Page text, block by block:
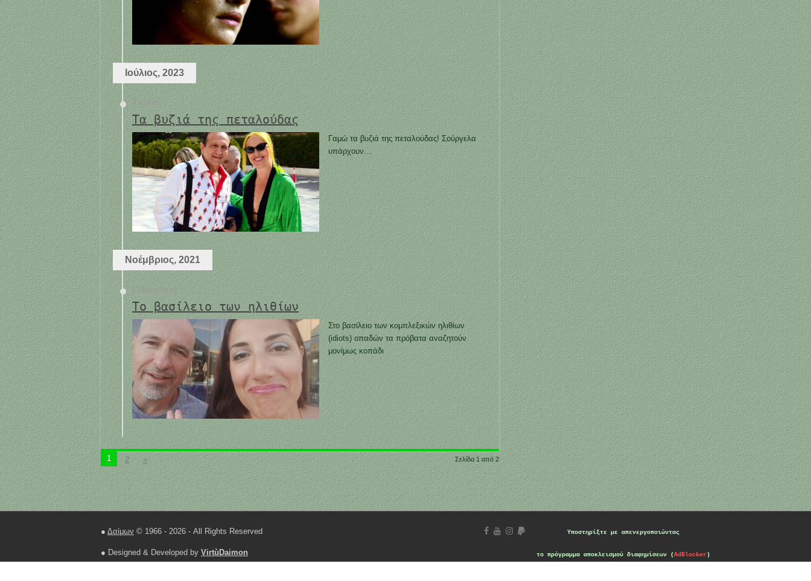
Ιούλιος, 2023
4 Ιουλίου
Τα βυζιά της πεταλούδας
Γαμώ τα βυζιά της πεταλούδας! Σούργελα
υπάρχουν…
Νοέμβριος, 2021
11 Νοεμβρίου
Το βασίλειο των ηλιθίων
Στο βασίλειο των κομπλεξικών ηλιθίων
(idiots) οπαδών τα πρόβατα αναζητούν
μονίμως κοπάδι
Σελίδα 1 από 2
1 2 »
Υποστηρίξτε με απενεργοποιώντας
το πρόγραμμα αποκλεισμού διαφημίσεων (AdBlocker)
● Δαίμων © 1966 - 2026 - All Rights Reserved
● Designed & Developed by VirtùDaimon